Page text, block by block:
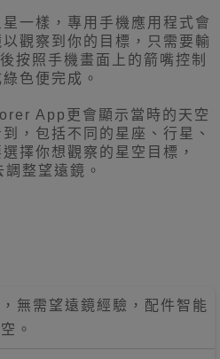
一樣，專用手機應用程式會
觀察到你的目標，只需要輸
按照手機畫面上的箭嘴控制
色便完成。
App更會顯示當時的天空
，包括不同的星座、行星、
擇你想觀察的星空目標，
整望遠鏡。
無需望遠鏡經驗， 配件智能
。